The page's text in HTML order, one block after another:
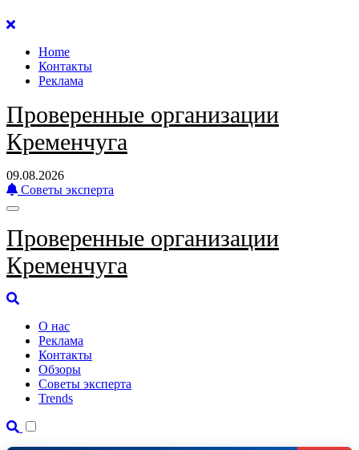
Перейти
содержанию
Home
Контакты
Реклама
Проверенные организации
Кременчуга
09.08.2026
Советы эксперта
Проверенные организации
Кременчуга
О нас
Реклама
Контакты
Обзоры
Советы эксперта
Trends